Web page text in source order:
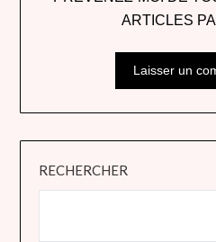
ARTICLES
RECHERCHER